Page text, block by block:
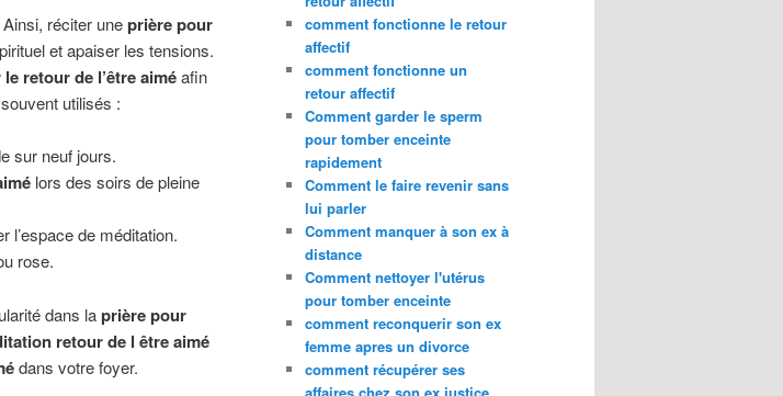
Ainsi, réciter uneprière pour
et apaiser les tensions.
retour de l’être aiméafin
utilisés :
sur neuf jours.
lors des soirs de pleine
l’espace de méditation.
rose.
dans laprière pour
retour de l être aimé
dans votre foyer.
comment fonctionne le retour
affectif
comment fonctionne un
retour affectif
Comment garder le sperm
pour tomber enceinte
rapidement
Comment le faire revenir sans
lui parler
Comment manquer à son ex à
distance
Comment nettoyer l'utérus
pour tomber enceinte
comment reconquerir son ex
femme apres un divorce
comment récupérer ses